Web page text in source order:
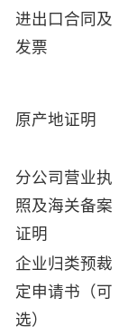
进出口合同及
发票
原产地证明
分公司营业执
照及海关备案
证明
企业归类预裁
定申请书（可
选）